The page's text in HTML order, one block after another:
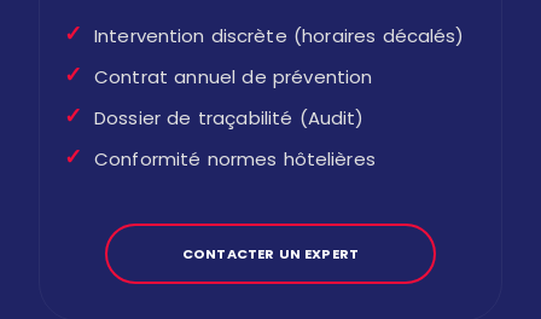
✓ Intervention discrète (horaires décalés)
✓ Contrat annuel de prévention
✓ Dossier de traçabilité (Audit)
✓ Conformité normes hôtelières
CONTACTER UN EXPERT